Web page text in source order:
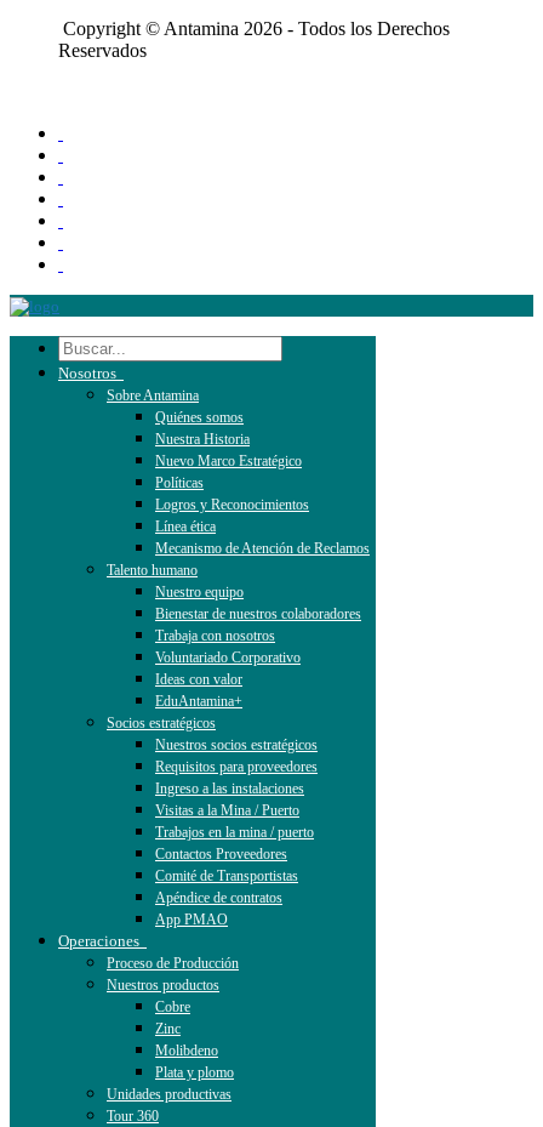
Copyright © Antamina 2026 - Todos los Derechos
Reservados
Nosotros
Sobre Antamina
Quiénes somos
Nuestra Historia
Nuevo Marco Estratégico
Políticas
Logros y Reconocimientos
Línea ética
Mecanismo de Atención de Reclamos
Talento humano
Nuestro equipo
Bienestar de nuestros colaboradores
Trabaja con nosotros
Voluntariado Corporativo
Ideas con valor
EduAntamina+
Socios estratégicos
Nuestros socios estratégicos
Requisitos para proveedores
Ingreso a las instalaciones
Visitas a la Mina / Puerto
Trabajos en la mina / puerto
Contactos Proveedores
Comité de Transportistas
Apéndice de contratos
App PMAO
Operaciones
Proceso de Producción
Nuestros productos
Cobre
Zinc
Molibdeno
Plata y plomo
Unidades productivas
Tour 360